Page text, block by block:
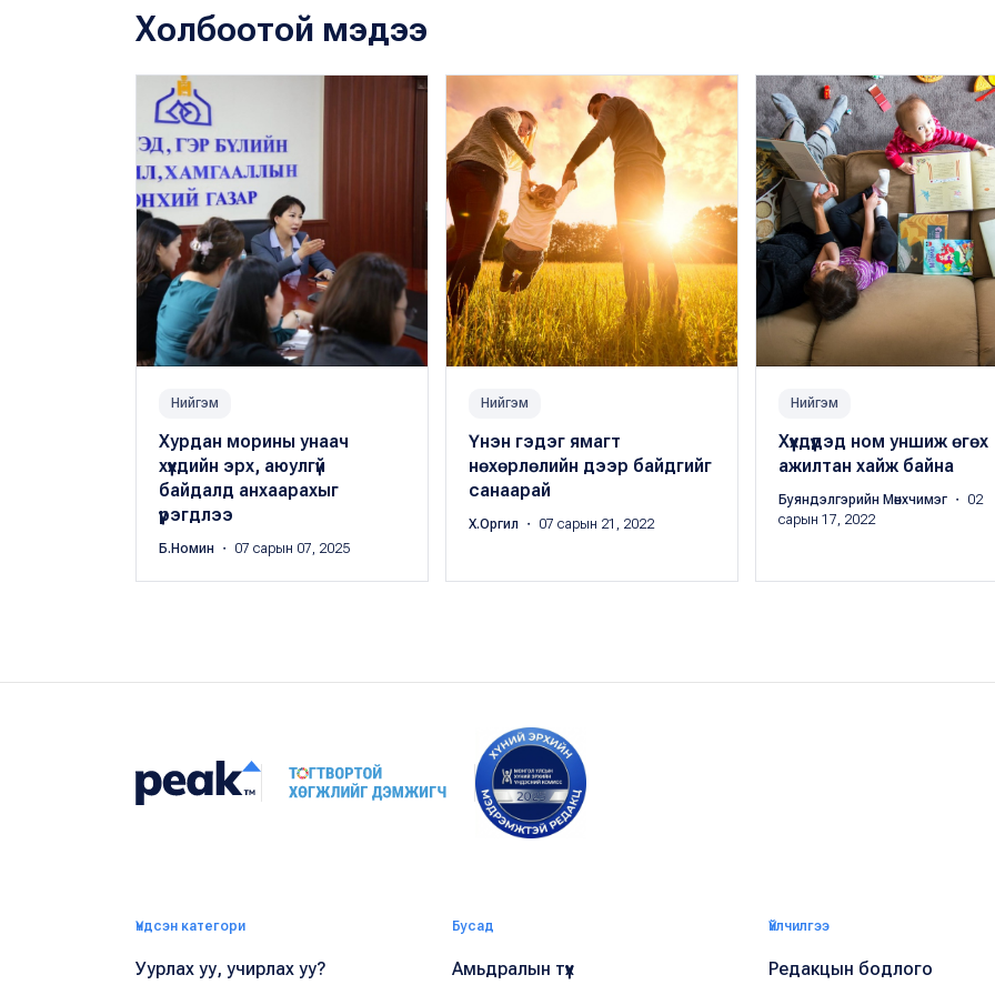
Холбоотой мэдээ
Нийгэм
Хурдан морины унаач
хүүхдийн эрх, аюулгүй
байдалд анхаарахыг
үүрэгдлээ
Б.Номин ・ 07 сарын 07, 2025
Нийгэм
Үнэн гэдэг ямагт
нөхөрлөлийн дээр байдгийг
санаарай
Х.Оргил ・ 07 сарын 21, 2022
Нийгэм
Хүүхдүүдэд ном уншиж өгөх
ажилтан хайж байна
Буяндэлгэрийн Мөнхчимэг ・ 02
сарын 17, 2022
Үндсэн категори
Уурлах уу, учирлах уу?
Бусад
Амьдралын түүх
Үйлчилгээ
Редакцын бодлого